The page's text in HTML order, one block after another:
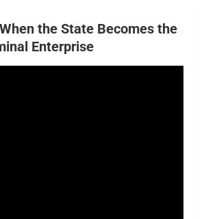
the State Becomes the
Enterprise